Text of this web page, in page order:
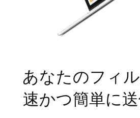
あなたのフィ
速かつ簡単に